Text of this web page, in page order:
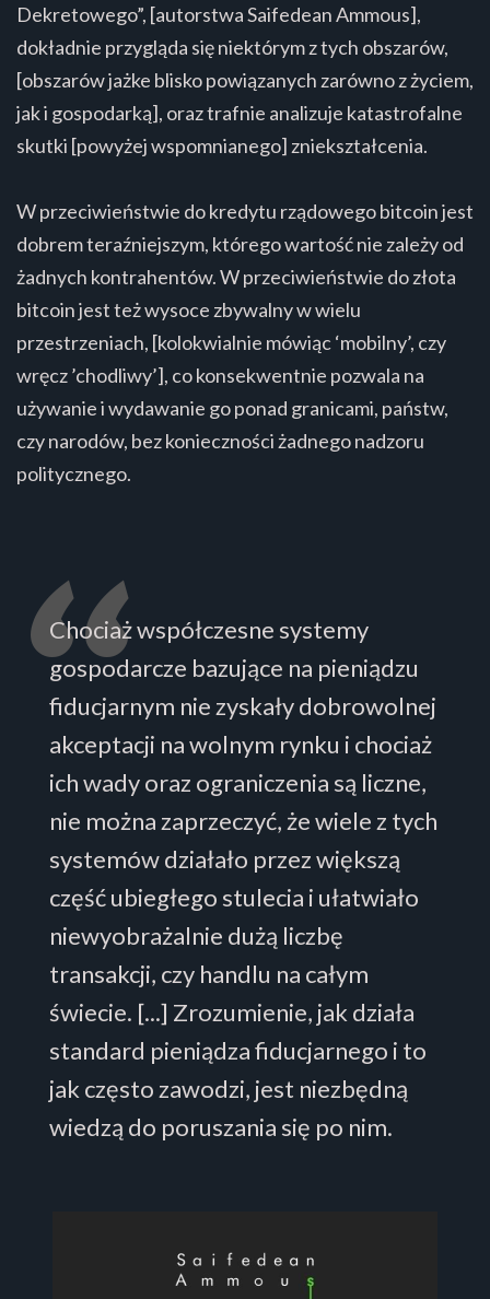
Dekretowego”, [autorstwa Saifedean Ammous],
dokładnie przygląda się niektórym z tych obszarów,
[obszarów jażke blisko powiązanych zarówno z życiem,
jak i gospodarką], oraz trafnie analizuje katastrofalne
skutki [powyżej wspomnianego] zniekształcenia.
W przeciwieństwie do kredytu rządowego bitcoin jest
dobrem teraźniejszym, którego wartość nie zależy od
żadnych kontrahentów. W przeciwieństwie do złota
bitcoin jest też wysoce zbywalny w wielu
przestrzeniach, [kolokwialnie mówiąc ‘mobilny’, czy
wręcz ’chodliwy’], co konsekwentnie pozwala na
używanie i wydawanie go ponad granicami, państw,
czy narodów, bez konieczności żadnego nadzoru
politycznego.
Chociaż współczesne systemy
gospodarcze bazujące na pieniądzu
fiducjarnym nie zyskały dobrowolnej
akceptacji na wolnym rynku i chociaż
ich wady oraz ograniczenia są liczne,
nie można zaprzeczyć, że wiele z tych
systemów działało przez większą
część ubiegłego stulecia i ułatwiało
niewyobrażalnie dużą liczbę
transakcji, czy handlu na całym
świecie. [...] Zrozumienie, jak działa
standard pieniądza fiducjarnego i to
jak często zawodzi, jest niezbędną
wiedzą do poruszania się po nim.